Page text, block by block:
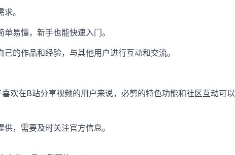
。
易懂，新手也能快速入门。
的作品和经验，与其他用户进行互动和交流。
欢在B站分享视频的用户来说，必剪的特色功能和社区互动可以
，需要及时关注官方信息。